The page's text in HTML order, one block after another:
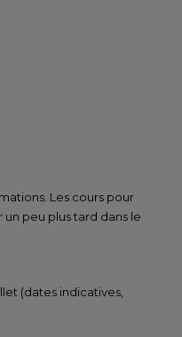
Les cours pour
peu plus tard dans le
(dates indicatives,